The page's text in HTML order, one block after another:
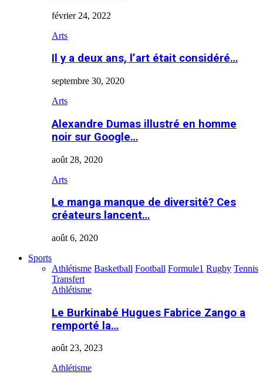
février 24, 2022
Arts
Il y a deux ans, l’art était considéré…
septembre 30, 2020
Arts
Alexandre Dumas illustré en homme
noir sur Google…
août 28, 2020
Arts
Le manga manque de diversité? Ces
créateurs lancent…
août 6, 2020
Sports
Athlétisme Basketball Football Formule1 Rugby Tennis
Transfert
Athlétisme
Le Burkinabé Hugues Fabrice Zango a
remporté la…
août 23, 2023
Athlétisme